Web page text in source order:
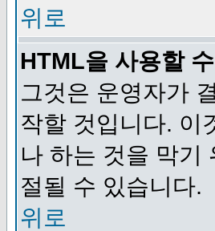
위로
HTML을 사용할
그것은 운영자가
작할 것입니다. 이
나 하는 것을 막기
절될 수 있습니다.
위로